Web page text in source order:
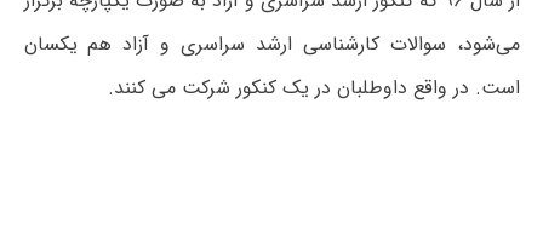
می‌شود، سوالات کارشناسی ارشد سراسری و آزاد هم یکسان
است. در واقع داوطلبان در یک کنکور شرکت می کنند.